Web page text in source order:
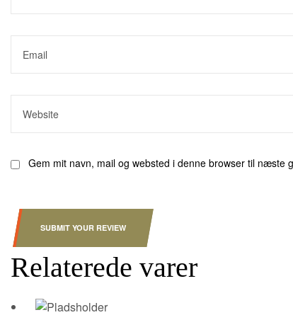
Gem mit navn, mail og websted i denne browser til næste
SUBMIT YOUR REVIEW
Relaterede varer